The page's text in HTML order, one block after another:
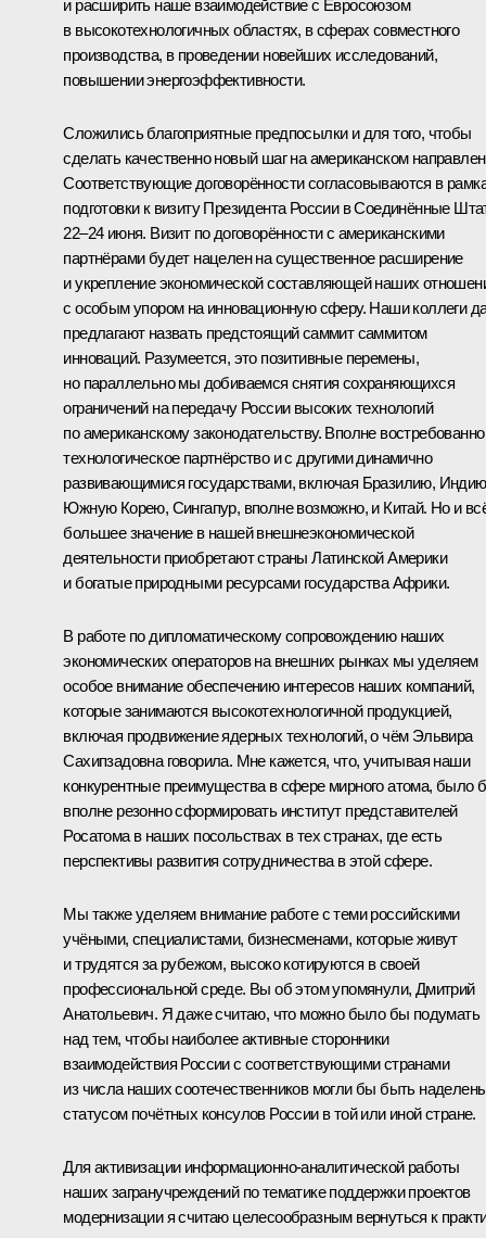
и расширить наше взаимодействие с Евросоюзом
в высокотехнологичных областях, в сферах совместного
производства, в проведении новейших исследований,
повышении энергоэффективности.
Сложились благоприятные предпосылки и для того, чтобы
сделать качественно новый шаг на американском
Соответствующие договорённости согласовываются в
подготовки к визиту Президента России в Соединённые
22–24 июня. Визит по договорённости с американскими
партнёрами будет нацелен на существенное расширение
и укрепление экономической составляющей наших
с особым упором на инновационную сферу. Наши коллеги
предлагают назвать предстоящий саммит саммитом
инноваций. Разумеется, это позитивные перемены,
но параллельно мы добиваемся снятия сохраняющихся
ограничений на передачу России высоких технологий
по американскому законодательству. Вполне востребованно
технологическое партнёрство и с другими динамично
развивающимися государствами, включая Бразилию,
Южную Корею, Сингапур, вполне возможно, и Китай. Но и
большее значение в нашей внешнеэкономической
деятельности приобретают страны Латинской Америки
и богатые природными ресурсами государства Африки.
В работе по дипломатическому сопровождению наших
экономических операторов на внешних рынках мы уделяем
особое внимание обеспечению интересов наших компаний,
которые занимаются высокотехнологичной продукцией,
включая продвижение ядерных технологий, о чём Эльвира
Сахипзадовна говорила. Мне кажется, что, учитывая наши
конкурентные преимущества в сфере мирного атома, было
вполне резонно сформировать институт представителей
Росатома в наших посольствах в тех странах, где есть
перспективы развития сотрудничества в этой сфере.
Мы также уделяем внимание работе с теми российскими
учёными, специалистами, бизнесменами, которые живут
и трудятся за рубежом, высоко котируются в своей
профессиональной среде. Вы об этом упомянули, Дмитрий
Анатольевич. Я даже считаю, что можно было бы подумать
над тем, чтобы наиболее активные сторонники
взаимодействия России с соответствующими странами
из числа наших соотечественников могли бы быть
статусом почётных консулов России в той или иной стране.
Для активизации информационно-аналитической работы
наших загранучреждений по тематике поддержки проектов
модернизации я считаю целесообразным вернуться к